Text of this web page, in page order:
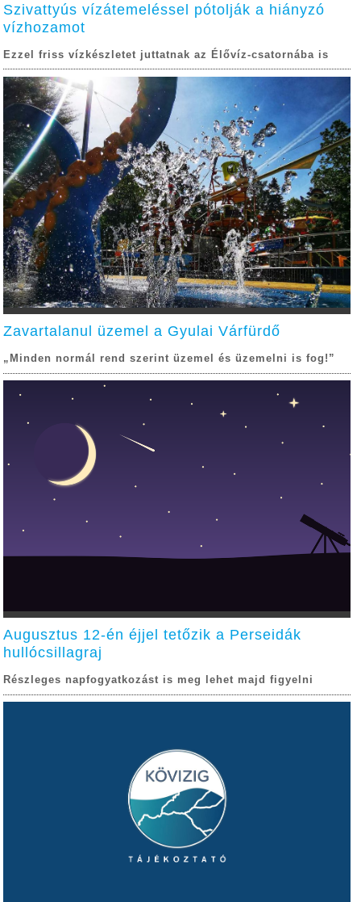
Szivattyús vízátemeléssel pótolják a hiányzó
vízhozamot
Ezzel friss vízkészletet juttatnak az Élővíz-csatornába is
Zavartalanul üzemel a Gyulai Várfürdő
„Minden normál rend szerint üzemel és üzemelni is fog!”
Augusztus 12-én éjjel tetőzik a Perseidák
hullócsillagraj
Részleges napfogyatkozást is meg lehet majd figyelni